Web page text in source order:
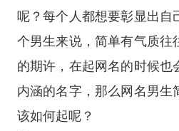
呢？每个人都想要彰显出自
个男生来说，简单有气质往
的期许，在起网名的时候也
内涵的名字，那么网名男生
该如何起呢？